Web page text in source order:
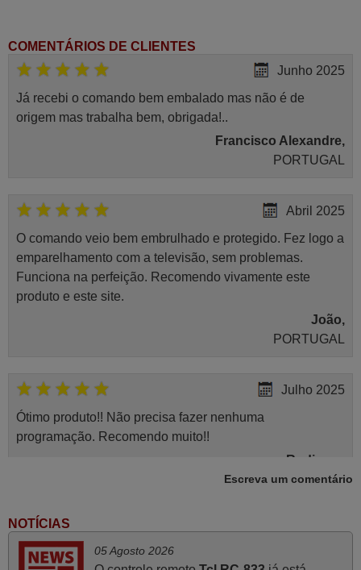
COMENTÁRIOS DE CLIENTES
Junho 2025
Já recebi o comando bem embalado mas não é de
origem mas trabalha bem, obrigada!..
Francisco Alexandre,
PORTUGAL
Abril 2025
O comando veio bem embrulhado e protegido. Fez logo a
emparelhamento com a televisão, sem problemas.
Funciona na perfeição. Recomendo vivamente este
produto e este site.
João,
PORTUGAL
Julho 2025
Ótimo produto!! Não precisa fazer nenhuma
programação. Recomendo muito!!
Rudinery,
PORTUGAL
Março 2026
Boa noite. Dando correspondência ao solicitado no corpo
Escreva um comentário
NOTÍCIAS
05 Agosto 2026